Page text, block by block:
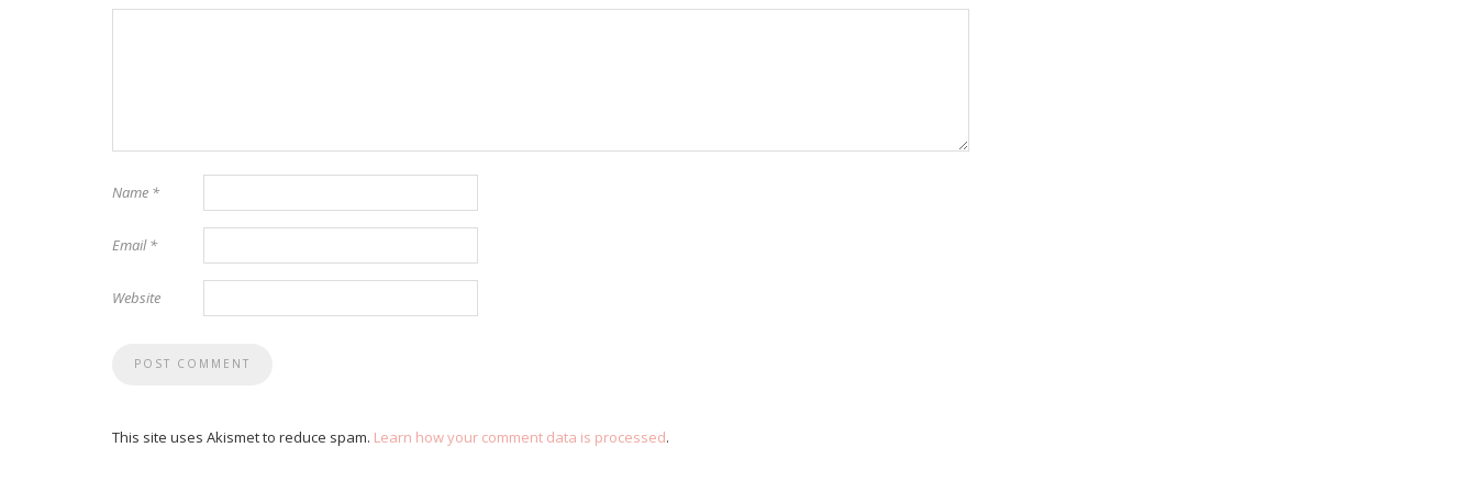
Name *
Email*
Website
This site uses Akismet to reduce spam. Learn how your comment data is processed.